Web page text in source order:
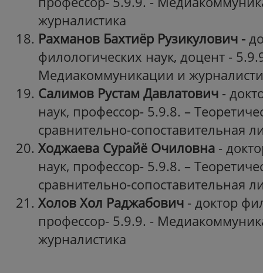
журналистика
Рахманов Бахтиёр Рузикулович -
филологических наук, доцент -
Медиакоммуникации и
Салимов Рустам Давлатович -
наук, профессор- 5.9.8. –
сравнительно-сопоставительная
Ходжаева Сурайё Очиловна -
наук, профессор- 5.9.8. –
сравнительно-сопоставительная
Холов Хол Раджабович - доктор
профессор- 5.9.9. -
журналистика